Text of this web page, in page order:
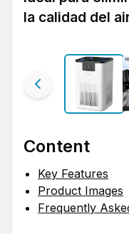
la calidad del
Content
Key Features
Product Images
Frequently